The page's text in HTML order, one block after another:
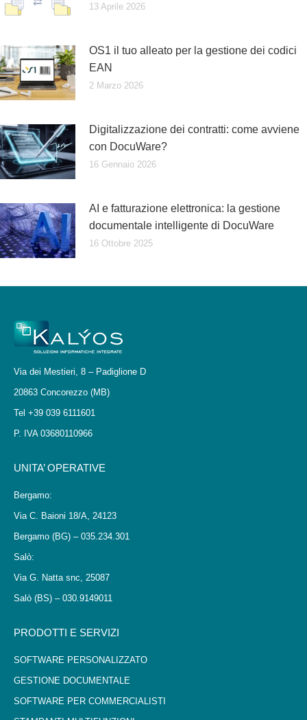
13 Aprile 2026
OS1 il tuo alleato per la gestione dei codici
EAN
2 Marzo 2026
Digitalizzazione dei contratti: come avviene
con DocuWare?
16 Gennaio 2026
AI e fatturazione elettronica: la gestione
documentale intelligente di DocuWare
16 Ottobre 2025
Via dei Mestieri, 8 – Padiglione D
20863 Concorezzo (MB)
Tel +39 039 6111601
P. IVA 03680110966
UNITA’ OPERATIVE
Bergamo:
Via C. Baioni 18/A, 24123
Bergamo (BG) – 035.234.301
Salò:
Via G. Natta snc, 25087
Salò (BS) – 030.9149011
PRODOTTI E SERVIZI
SOFTWARE PERSONALIZZATO
GESTIONE DOCUMENTALE
SOFTWARE PER COMMERCIALISTI